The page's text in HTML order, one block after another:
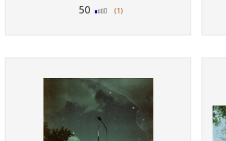
50 (1)